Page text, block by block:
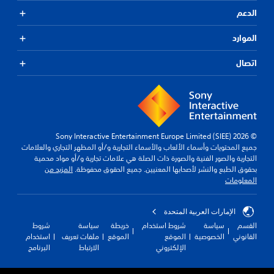
الدعم
الموارد
اتصال
© 2026 Sony Interactive Entertainment Europe Limited (SIEE)
جميع المحتويات وأسماء الألعاب والأسماء التجارية و/أو المظهر التجاري والعلامات
التجارية والصور الفنية والصورة ذات الصلة هي علامات تجارية و/أو مواد محمية
بحقوق الطبع والنشر لأصحابها المعنيين. جميع الحقوق محفوظة. المزيد من
المعلومات
الإمارات العربية المتحدة
القسم
القانوني
سياسة
الخصوصية
شروط استخدام
الموقع
الإلكتروني
خريطة
الموقع
سياسة
ملفات تعريف
الارتباط
شروط
استخدام
البرنامج